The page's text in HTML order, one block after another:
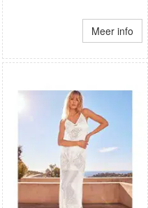
Meer info